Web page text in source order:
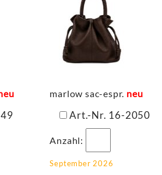
marlow sac-espr. neu
Art.-Nr. 16-2050
Anzahl:
September 2026